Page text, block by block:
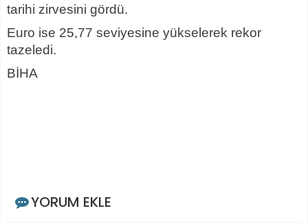
tarihi zirvesini gördü.
Euro ise 25,77 seviyesine yükselerek rekor
tazeledi.
BİHA
YORUM EKLE